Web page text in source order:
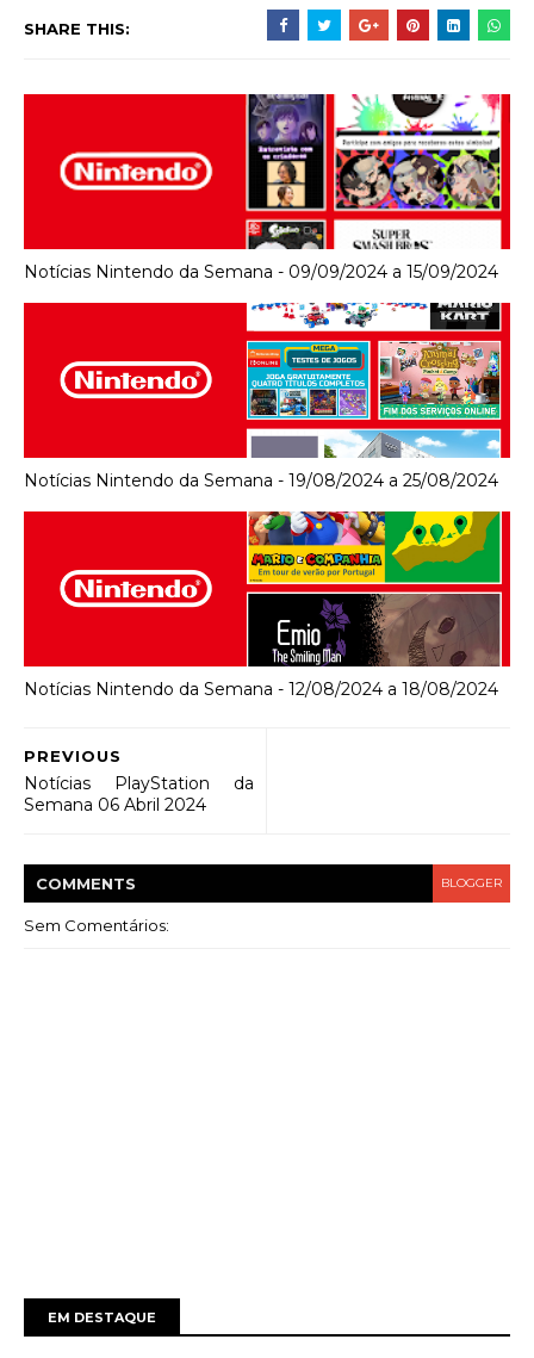
SHARE THIS:
Notícias Nintendo da Semana - 09/09/2024 a 15/09/2024
Notícias Nintendo da Semana - 19/08/2024 a 25/08/2024
Notícias Nintendo da Semana - 12/08/2024 a 18/08/2024
PREVIOUS
Notícias PlayStation da
Semana 06 Abril 2024
COMMENTS BLOGGER
Sem Comentários:
EM DESTAQUE